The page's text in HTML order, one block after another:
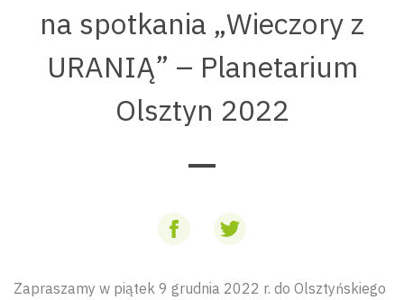
na spotkania „Wieczory z
URANIĄ” – Planetarium
Olsztyn 2022
Zapraszamy w piątek 9 grudnia 2022 r. do Olsztyńskiego